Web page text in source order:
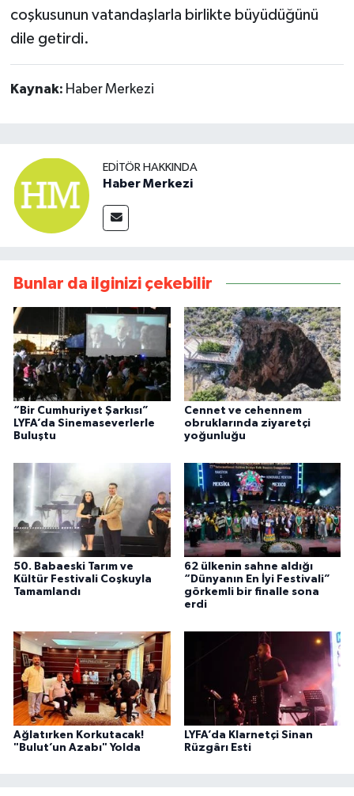
coşkusunun vatandaşlarla birlikte büyüdüğünü
dile getirdi.
Kaynak: Haber Merkezi
EDITÖR HAKKINDA
Haber Merkezi
Bunlar da ilginizi çekebilir
“Bir Cumhuriyet Şarkısı”
LYFA’da Sinemaseverlerle
Buluştu
Cennet ve cehennem
obruklarında ziyaretçi
yoğunluğu
50. Babaeski Tarım ve
Kültür Festivali Coşkuyla
Tamamlandı
62 ülkenin sahne aldığı
“Dünyanın En İyi Festivali”
görkemli bir finalle sona
erdi
Ağlatırken Korkutacak!
"Bulut’un Azabı" Yolda
LYFA’da Klarnetçi Sinan
Rüzgârı Esti